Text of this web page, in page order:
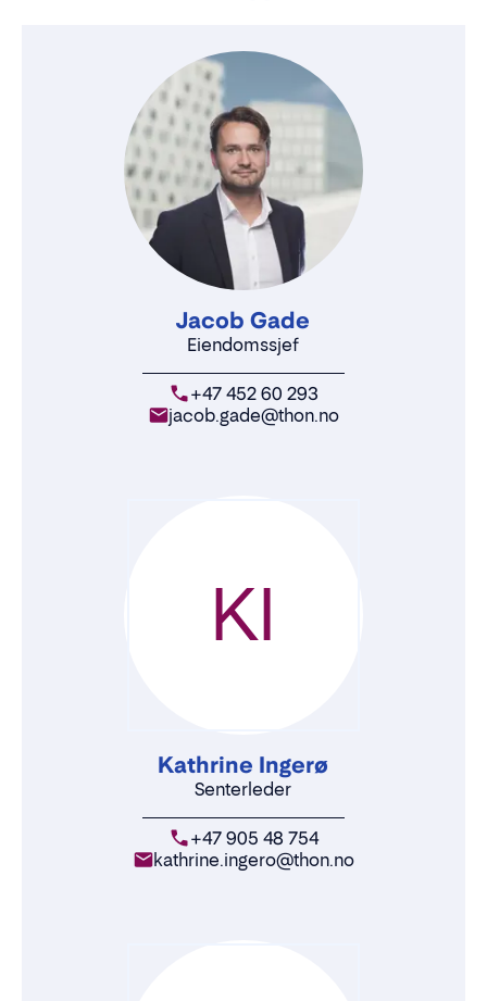
Jacob Gade
Eiendomssjef
+47 452 60 293
jacob.gade@thon.no
Kathrine Ingerø
Senterleder
+47 905 48 754
kathrine.ingero@thon.no
KI